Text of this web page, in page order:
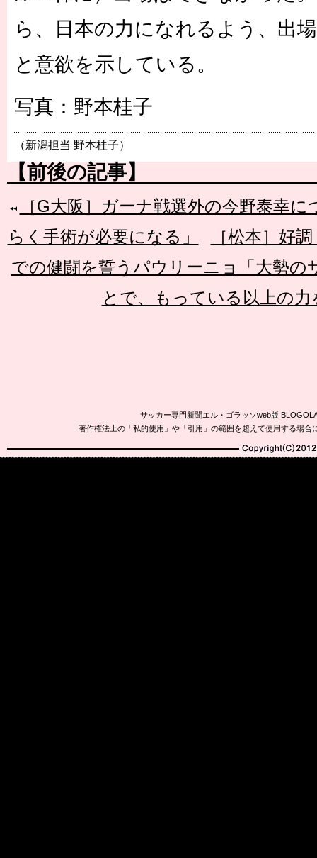
ら、日本の力になれるよう、出
と意欲を示している。
写真：野本桂子
（新潟担当 野本桂子）
【前後の記事】
［G大阪］ガーナ戦選外の今野泰幸
らく手術が必要になる」
［松本］好
での健闘を誓うパウリーニョ「大勢の
とで、もっている以上の
サッカー専門新聞エル・ゴラッソweb版
著作権法上の「私的使用」や「引用」の範囲を超えて使用する場
Copyright(C)2010-